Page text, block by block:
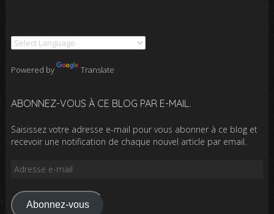
Powered by Translate
ABONNEZ-VOUS À CE BLOG PAR E-MAIL.
Saisissez votre adresse e-mail pour vous abonner à ce blog et
recevoir une notification de chaque nouvel article par email.
Adresse
mail
Abonnez-vous